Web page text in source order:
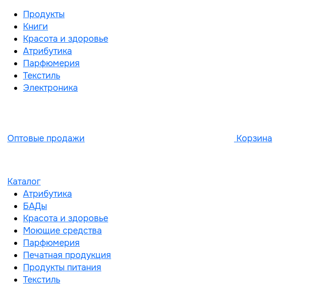
Продукты
Книги
Красота и здоровье
Атрибутика
Парфюмерия
Текстиль
Электроника
Оптовые продажи Корзина
Каталог
Атрибутика
БАДы
Красота и здоровье
Моющие средства
Парфюмерия
Печатная продукция
Продукты питания
Текстиль